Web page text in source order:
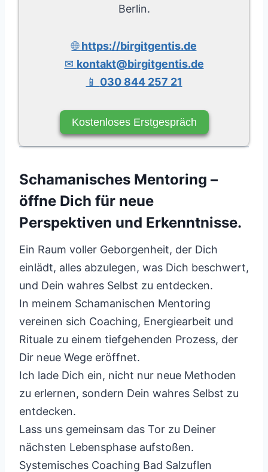
Berlin.
🌐https://birgitgentis.de
✉ kontakt@birgitgentis.de
📱 030 844 257 21
Kostenloses Erstgespräch
Schamanisches Mentoring –
öffne Dich für neue
Perspektiven und Erkenntnisse.
Ein Raum voller Geborgenheit, der Dich
einlädt, alles abzulegen, was Dich beschwert,
und Dein wahres Selbst zu entdecken.
In meinem Schamanischen Mentoring
vereinen sich Coaching, Energiearbeit und
Rituale zu einem tiefgehenden Prozess, der
Dir neue Wege eröffnet.
Ich lade Dich ein, nicht nur neue Methoden
zu erlernen, sondern Dein wahres Selbst zu
entdecken.
Lass uns gemeinsam das Tor zu Deiner
nächsten Lebensphase aufstoßen.
Systemisches Coaching Bad Salzuflen